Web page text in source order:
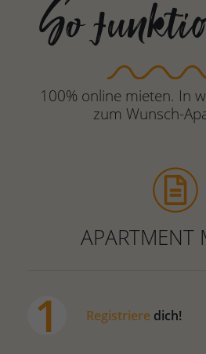
So
100% online mieten. In
zum Wunsch-
APARTMENT
Registriere dich!